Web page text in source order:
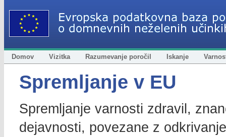
Domov Vizitka Razumevanje poročil Iskanje
Spremljanje v EU
Spremljanje varnosti zdravil,
dejavnosti, povezane z